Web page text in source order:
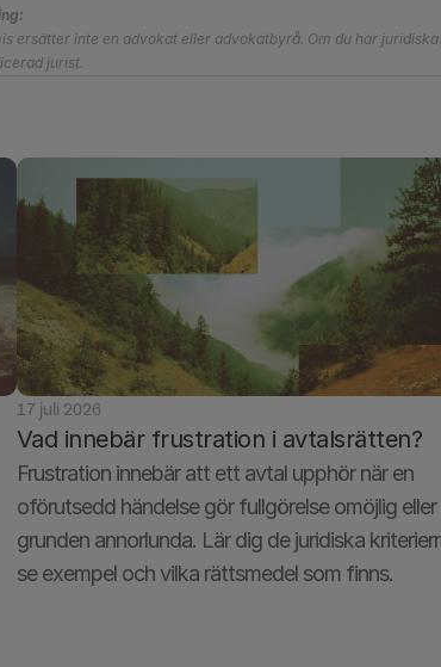
ersätter inte en advokat eller advokatbyrå. Om du har
jurist.
17 juli 2026
Vad innebär frustration i avtalsrätten?
Frustration innebär att ett avtal upphör när en
oförutsedd händelse gör fullgörelse omöjlig eller
grunden annorlunda. Lär dig de juridiska
se exempel och vilka rättsmedel som finns.